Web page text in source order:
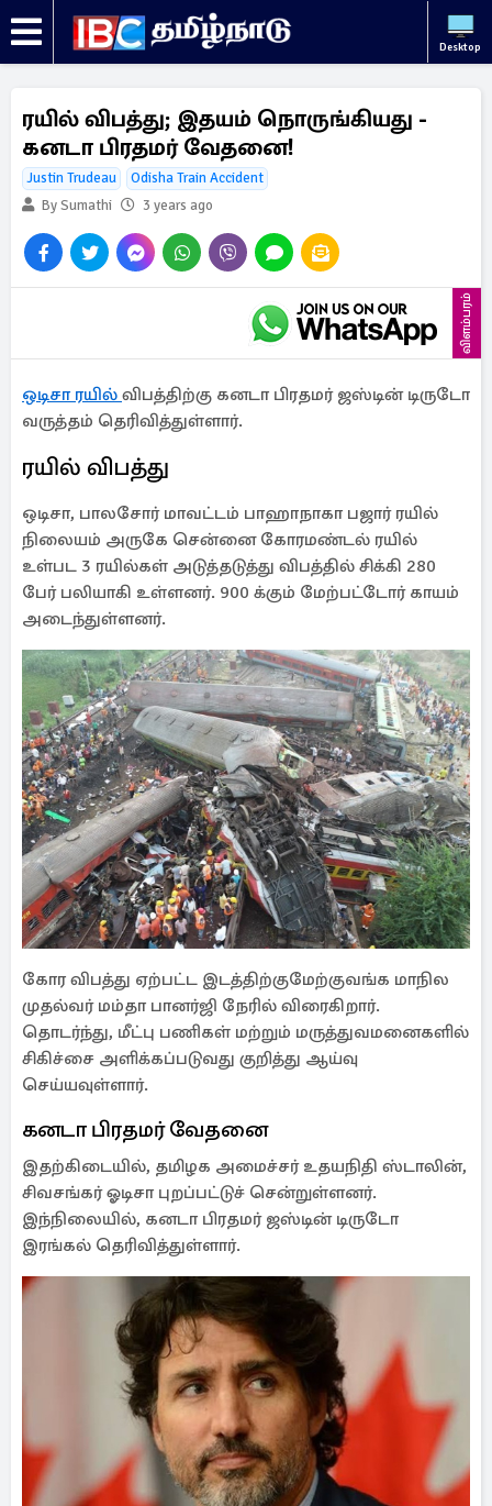
Desktop
ரயில் விபத்து; இதயம் நொருங்கியது -
கனடா பிரதமர் வேதனை!
Justin Trudeau
Odisha Train Accident
By Sumathi
3 years ago
விளம்பரம்
ஒடிசா ரயில் விபத்திற்கு கனடா பிரதமர் ஜஸ்டின் டிருடோ
வருத்தம் தெரிவித்துள்ளார்.
ரயில் விபத்து
ஒடிசா, பாலசோர் மாவட்டம் பாஹாநாகா பஜார் ரயில்
நிலையம் அருகே சென்னை கோரமண்டல் ரயில்
உள்பட 3 ரயில்கள் அடுத்தடுத்து விபத்தில் சிக்கி 280
பேர் பலியாகி உள்ளனர். 900 க்கும் மேற்பட்டோர் காயம்
அடைந்துள்ளனர்.
கோர விபத்து ஏற்பட்ட இடத்திற்குமேற்குவங்க மாநில
முதல்வர் மம்தா பானர்ஜி நேரில் விரைகிறார்.
தொடர்ந்து, மீட்பு பணிகள் மற்றும் மருத்துவமனைகளில்
சிகிச்சை அளிக்கப்படுவது குறித்து ஆய்வு
செய்யவுள்ளார்.
கனடா பிரதமர் வேதனை
இதற்கிடையில், தமிழக அமைச்சர் உதயநிதி ஸ்டாலின்,
சிவசங்கர் ஓடிசா புறப்பட்டுச் சென்றுள்ளனர்.
இந்நிலையில், கனடா பிரதமர் ஜஸ்டின் டிருடோ
இரங்கல் தெரிவித்துள்ளார்.